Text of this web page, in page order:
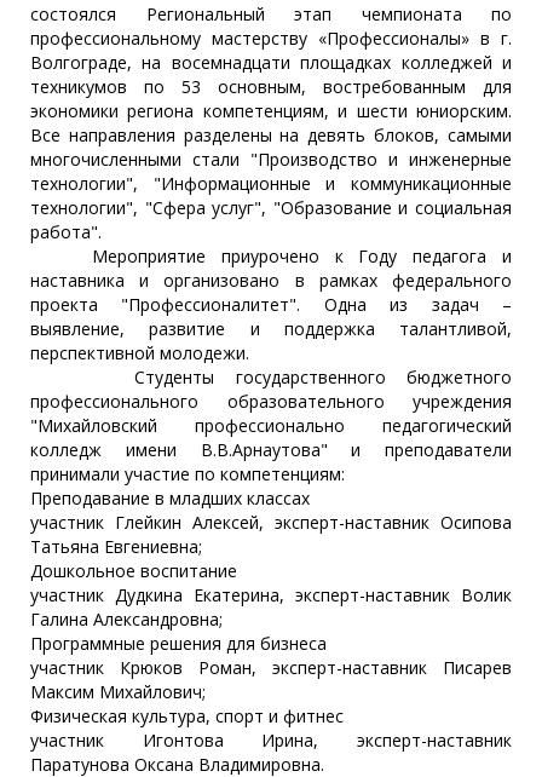
состоялся Региональный этап чемпионата по
профессиональному мастерству «Профессионалы» в г.
Волгограде, на восемнадцати площадках колледжей и
техникумов по 53 основным, востребованным для
экономики региона компетенциям, и шести юниорским.
Все направления разделены на девять блоков, самыми
многочисленными стали "Производство и инженерные
технологии", "Информационные и коммуникационные
технологии", "Сфера услуг", "Образование и социальная
работа".
Мероприятие приурочено к Году педагога и
наставника и организовано в рамках федерального
проекта "Профессионалитет". Одна из задач –
выявление, развитие и поддержка талантливой,
перспективной молодежи.
Студенты государственного бюджетного
профессионального образовательного учреждения
"Михайловский профессионально педагогический
колледж имени В.В.Арнаутова" и преподаватели
принимали участие по компетенциям:
Преподавание в младших классах
участник Глейкин Алексей, эксперт-наставник Осипова
Татьяна Евгениевна;
Дошкольное воспитание
участник Дудкина Екатерина, эксперт-наставник Волик
Галина Александровна;
Программные решения для бизнеса
участник Крюков Роман, эксперт-наставник Писарев
Максим Михайлович;
Физическая культура, спорт и фитнес
участник Игонтова Ирина, эксперт-наставник
Паратунова Оксана Владимировна.